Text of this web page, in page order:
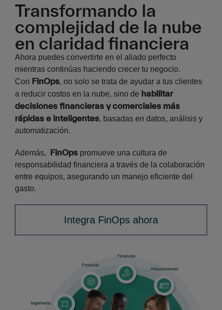
Transformando la
complejidad de la nube
en claridad financiera
Ahora puedes convertirte en el aliado perfecto
mientras continúas haciendo crecer tu negocio.
Con FinOps, no solo se trata de ayudar a tus clientes
a reducir costos en la nube, sino de habilitar
decisiones financieras y comerciales más
rápidas e inteligentes, basadas en datos, análisis y
automatización.
Además, FinOps promueve una cultura de
responsabilidad financiera a través de la colaboración
entre equipos, asegurando un manejo eficiente del
gasto.
Integra FinOps ahora